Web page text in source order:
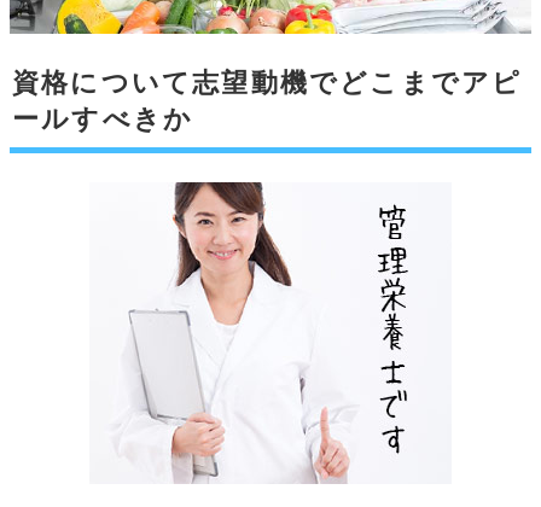
資格について志望動機でどこまでアピ
ールすべきか